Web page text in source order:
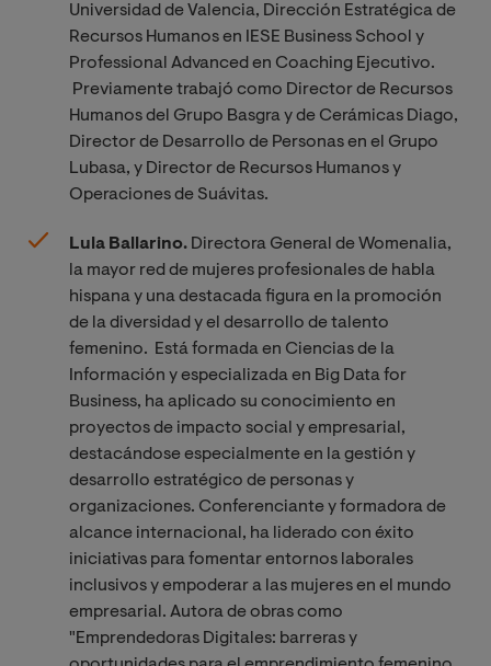
Universidad de Valencia, Dirección Estratégica de
Recursos Humanos en IESE Business School y
Professional Advanced en Coaching Ejecutivo.
Previamente trabajó como Director de Recursos
Humanos del Grupo Basgra y de Cerámicas Diago,
Director de Desarrollo de Personas en el Grupo
Lubasa, y Director de Recursos Humanos y
Operaciones de Suávitas.
Lula Ballarino. Directora General de Womenalia,
la mayor red de mujeres profesionales de habla
hispana y una destacada figura en la promoción
de la diversidad y el desarrollo de talento
femenino. Está formada en Ciencias de la
Información y especializada en Big Data for
Business, ha aplicado su conocimiento en
proyectos de impacto social y empresarial,
destacándose especialmente en la gestión y
desarrollo estratégico de personas y
organizaciones. Conferenciante y formadora de
alcance internacional, ha liderado con éxito
iniciativas para fomentar entornos laborales
inclusivos y empoderar a las mujeres en el mundo
empresarial. Autora de obras como
"Emprendedoras Digitales: barreras y